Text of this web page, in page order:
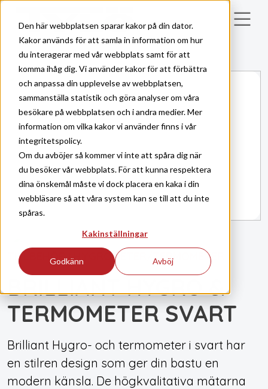
Den här webbplatsen sparar kakor på din dator.
Kakor används för att samla in information om hur
du interagerar med vår webbplats samt för att
komma ihåg dig. Vi använder kakor för att förbättra
och anpassa din upplevelse av webbplatsen,
sammanställa statistik och göra analyser om våra
besökare på webbplatsen och i andra medier. Mer
information om vilka kakor vi använder finns i vår
integritetspolicy.
Om du avböjer så kommer vi inte att spåra dig när
du besöker vår webbplats. För att kunna respektera
dina önskemål måste vi dock placera en kaka i din
webbläsare så att våra system kan se till att du inte
spåras.
Kakinställningar
Godkänn Avböj
Skip to main content
TILLBEHÖR | HYGROMETER/TERMOMETER
BRILLIANT HYGRO &
TERMOMETER SVART
Brilliant Hygro- och termometer i svart har
en stilren design som ger din bastu en
modern känsla. De högkvalitativa mätarna